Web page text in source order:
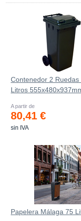
Contenedor 2 Ruedas
Litros
A partir de
80,41 €
sin IVA
Papelera Málaga 75